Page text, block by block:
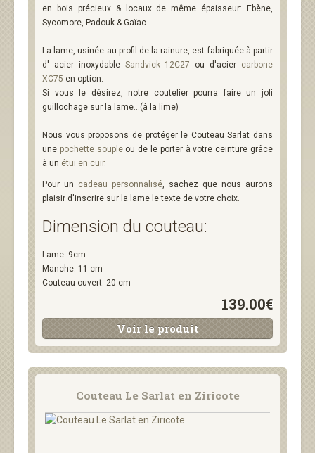
en bois précieux & locaux de même épaisseur: Ebène,
Sycomore, Padouk & Gaïac.
La lame, usinée au profil de la rainure, est fabriquée à partir
d' acier inoxydable Sandvick 12C27 ou d'acier carbone
XC75 en option.
Si vous le désirez, notre coutelier pourra faire un joli
guillochage sur la lame...(à la lime)
Nous vous proposons de protéger le Couteau Sarlat dans
une pochette soupleou de le porter à votre ceinture grâce
à un étui en cuir.
Pour un cadeau personnalisé, sachez que nous aurons
plaisir d'inscrire sur la lame le texte de votre choix.
Dimension du couteau:
Lame: 9cm
Manche: 11 cm
Couteau ouvert: 20 cm
139.00€
Voir le produit
Couteau Le Sarlat en Ziricote